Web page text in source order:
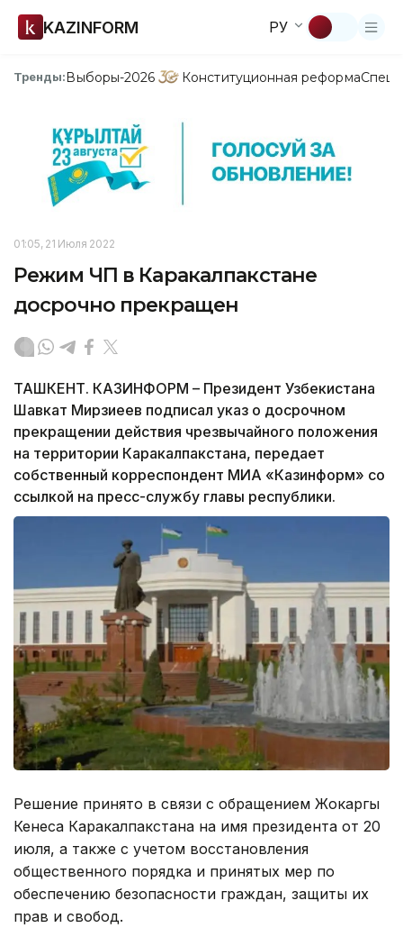
KAZINFORM РУ
Тренды:Выборы-2026 Конституционная реформа
01:05, 21 Июля 2022
Режим ЧП в Каракалпакстане
досрочно прекращен
ТАШКЕНТ. КАЗИНФОРМ – Президент Узбекистана
Шавкат Мирзиеев подписал указ о досрочном
прекращении действия чрезвычайного положения
на территории Каракалпакстана, передает
собственный корреспондент МИА «Казинформ» со
ссылкой на пресс-службу главы республики.
Решение принято в связи с обращением Жокаргы
Кенеса Каракалпакстана на имя президента от 20
июля, а также с учетом восстановления
общественного порядка и принятых мер по
обеспечению безопасности граждан, защиты их
прав и свобод.